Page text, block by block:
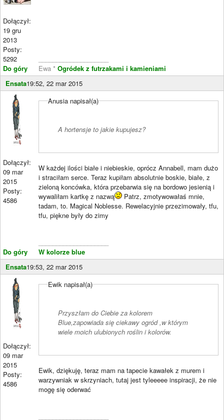
Dołączył:
19 gru
2013
Posty:
5292
Do góry
Ewa * Ogródek z futrzakami i kamieniami
Ensata19:52, 22 mar 2015
Dołączył:
09 mar
2015
Posty:
4586
Do góry
Anusia napisał(a)
A hortensje to jakie kupujesz?
W każdej ilości białe i niebieskie, oprócz Annabell, mam dużo
i straciłam serce. Teraz kupiłam absolutnie boskie, białe, z
zieloną koncówka, która przebarwia się na bordowo jesienią i
wywaliłam kartkę z nazwą
Patrz, zmotywowałaś mnie,
tadam, to. Magical Noblesse. Rewelacyjnie przezimowały, tfu,
tfu, piękne były do zimy
W kolorze blue
Ensata19:53, 22 mar 2015
Dołączył:
09 mar
2015
Posty:
4586
Ewik napisał(a)
Przyszłam do Ciebie za kolorem
Blue,zapowiada się ciekawy ogród ,w którym
wiele moich ulubionych roślin i kolorów.
Ewik, dziękuję, teraz mam na tapecie kawałek z murem i
warzywniak w skrzyniach, tutaj jest tyleeeee inspiracji, że nie
mogę się oderwać